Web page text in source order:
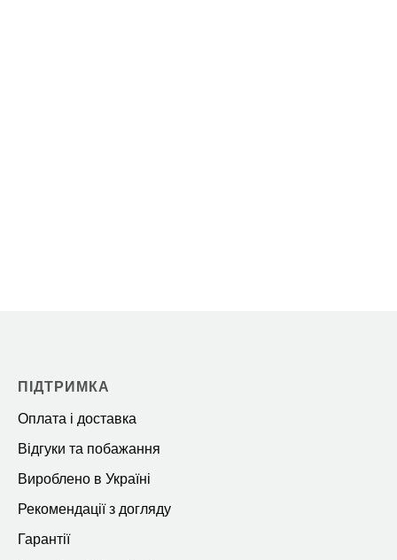
ПІДТРИМКА
Оплата і доставка
Відгуки та побажання
Вироблено в Україні
Рекомендації з догляду
Гарантії